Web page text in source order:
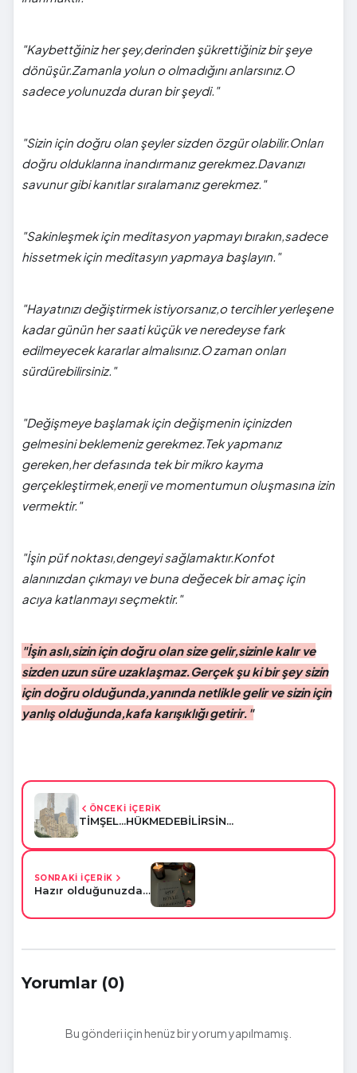
"Kaybettğiniz her şey,derinden şükrettiğiniz bir şeye
dönüşür.Zamanla yolun o olmadığını anlarsınız.O
sadece yolunuzda duran bir şeydi."
"Sizin için doğru olan şeyler sizden özgür olabilir.Onları
doğru olduklarına inandırmanız gerekmez.Davanızı
savunur gibi kanıtlar sıralamanız gerekmez."
"Sakinleşmek için meditasyon yapmayı bırakın,sadece
hissetmek için meditasyın yapmaya başlayın."
"Hayatınızı değiştirmek istiyorsanız,o tercihler yerleşene
kadar günün her saati küçük ve neredeyse fark
edilmeyecek kararlar almalısınız.O zaman onları
sürdürebilirsiniz."
"Değişmeye başlamak için değişmenin içinizden
gelmesini beklemeniz gerekmez.Tek yapmanız
gereken,her defasında tek bir mikro kayma
gerçekleştirmek,enerji ve momentumun oluşmasına izin
vermektir."
"İşin püf noktası,dengeyi sağlamaktır.Konfot
alanınızdan çıkmayı ve buna değecek bir amaç için
acıya katlanmayı seçmektir."
"İşin aslı,sizin için doğru olan size gelir,sizinle kalır ve
sizden uzun süre uzaklaşmaz.Gerçek şu ki bir şey sizin
için doğru olduğunda,yanında netlikle gelir ve sizin için
yanlış olduğunda,kafa karışıklığı getirir."
ÖNCEKİ İÇERİK
TİMŞEL...HÜKMEDEBİLİRSİN...
SONRAKİ İÇERİK
Hazır olduğunuzda…
Yorumlar (0)
Bu gönderi için henüz bir yorum yapılmamış.